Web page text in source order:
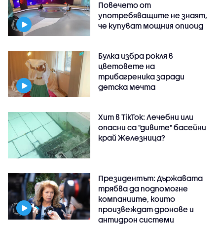
Повечето от
употребяващите не знаят,
че купуват мощния опиоид
Булка избра рокля в
цветовете на
трибагреника заради
детска мечта
Хит в TikTok: Лечебни или
опасни са "дивите" басейни
край Железница?
Президентът: Държавата
трябва да подпомогне
компаниите, които
произвеждат дронове и
антидрон системи